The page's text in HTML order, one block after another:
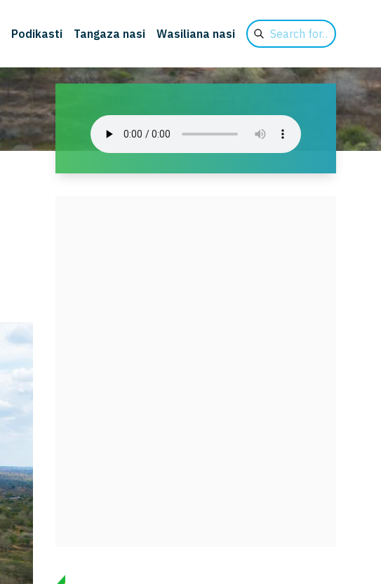
Podikasti Tangaza nasi Wasiliana nasi
Search
for